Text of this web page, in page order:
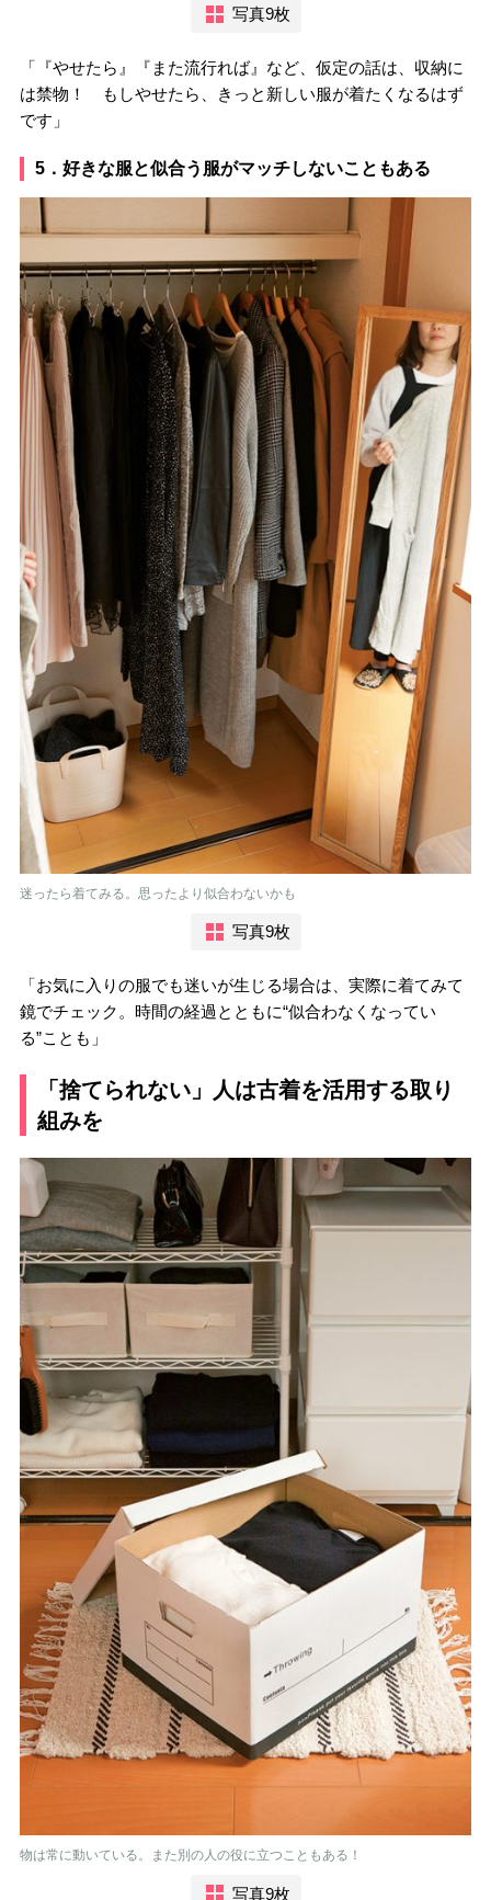
写真9枚
「『やせたら』『また流行れば』など、仮定の話は、収納に
は禁物！ もしやせたら、きっと新しい服が着たくなるはず
です」
5．好きな服と似合う服がマッチしないこともある
迷ったら着てみる。思ったより似合わないかも
写真9枚
「お気に入りの服でも迷いが生じる場合は、実際に着てみて
鏡でチェック。時間の経過とともに“似合わなくなってい
る”ことも」
「捨てられない」人は古着を活用する取り
組みを
物は常に動いている。また別の人の役に立つこともある！
写真9枚